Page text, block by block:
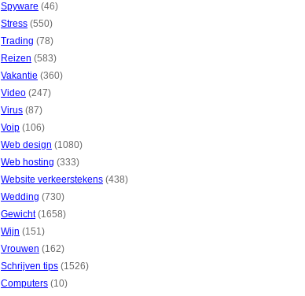
Spyware (46)
Stress (550)
Trading (78)
Reizen (583)
Vakantie (360)
Video (247)
Virus (87)
Voip (106)
Web design (1080)
Web hosting (333)
Website verkeerstekens (438)
Wedding (730)
Gewicht(1658)
Wijn (151)
Vrouwen (162)
Schrijven tips (1526)
Computers (10)